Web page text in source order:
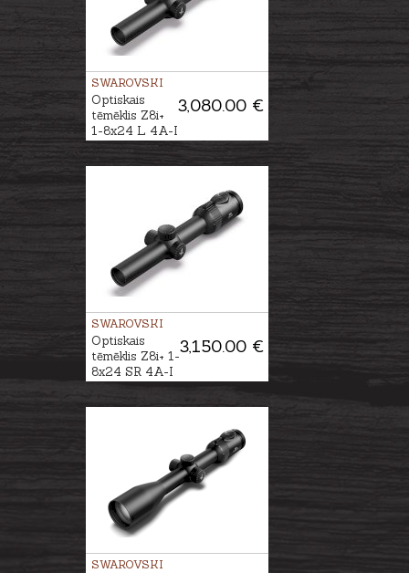
SWAROVSKI
3,080.00 €
Optiskais
tēmēklis Z8i+
1-8x24 L 4A-I
SWAROVSKI
3,150.00 €
Optiskais
tēmēklis Z8i+ 1-
8x24 SR 4A-I
SWAROVSKI